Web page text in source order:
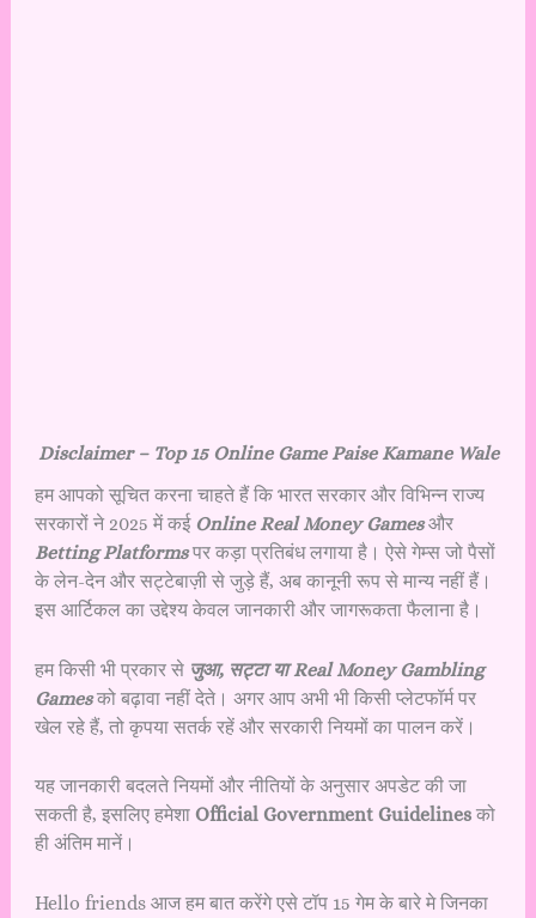
Disclaimer – Top 15 Online Game Paise Kamane Wale
हम आपको सूचित करना चाहते हैं कि भारत सरकार और विभिन्न राज्य
सरकारों ने 2025 में कई Online Real Money Gamesऔर
Betting Platformsपर कड़ा प्रतिबंध लगाया है। ऐसे गेम्स जो पैसों
के लेन-देन और सट्टेबाज़ी से जुड़े हैं, अब कानूनी रूप से मान्य नहीं हैं।
इस आर्टिकल का उद्देश्य केवल जानकारी और जागरूकता फैलाना है।
हम किसी भी प्रकार से जुआ, सट्टा या Real Money Gambling
Gamesको बढ़ावा नहीं देते। अगर आप अभी भी किसी प्लेटफॉर्म पर
खेल रहे हैं, तो कृपया सतर्क रहें और सरकारी नियमों का पालन करें।
यह जानकारी बदलते नियमों और नीतियों के अनुसार अपडेट की जा
सकती है, इसलिए हमेशा Official Government Guidelinesको
ही अंतिम मानें।
Hello friends आज हम बात करेंगे एसे टॉप 15 गेम के बारे मे जिनका